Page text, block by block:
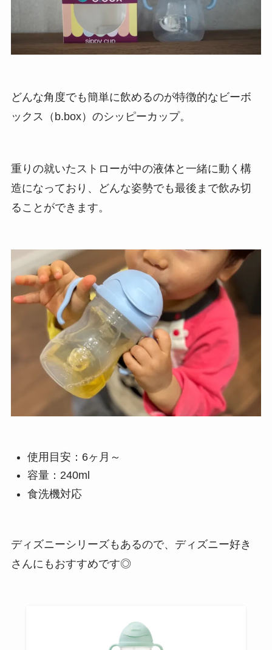
どんな角度でも簡単に飲めるのが特徴的なビーボ
ックス（b.box）のシッピーカップ。
重りの就いたストローが中の液体と一緒に動く構
造になっており、どんな姿勢でも最後まで飲み切
ることができます。
使用目安：6ヶ月～
容量：240ml
食洗機対応
ディズニーシリーズもあるので、ディズニー好き
さんにもおすすめです◎